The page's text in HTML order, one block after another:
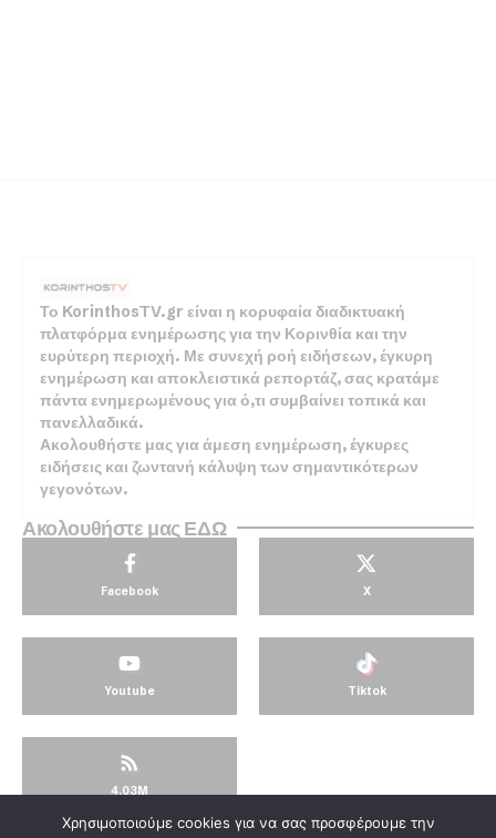
Το KorinthosTV.gr είναι η κορυφαία διαδικτυακή
πλατφόρμα ενημέρωσης για την Κορινθία και την
ευρύτερη περιοχή. Με συνεχή ροή ειδήσεων, έγκυρη
ενημέρωση και αποκλειστικά ρεπορτάζ, σας κρατάμε
πάντα ενημερωμένους για ό,τι συμβαίνει τοπικά και
πανελλαδικά.
Ακολουθήστε μας για άμεση ενημέρωση, έγκυρες
ειδήσεις και ζωντανή κάλυψη των σημαντικότερων
γεγονότων.
Ακολουθήστε μας ΕΔΩ
Facebook X
Youtube Tiktok
4.03M
© KorinthosTV @2025
Χρησιμοποιούμε cookies για να σας προσφέρουμε την